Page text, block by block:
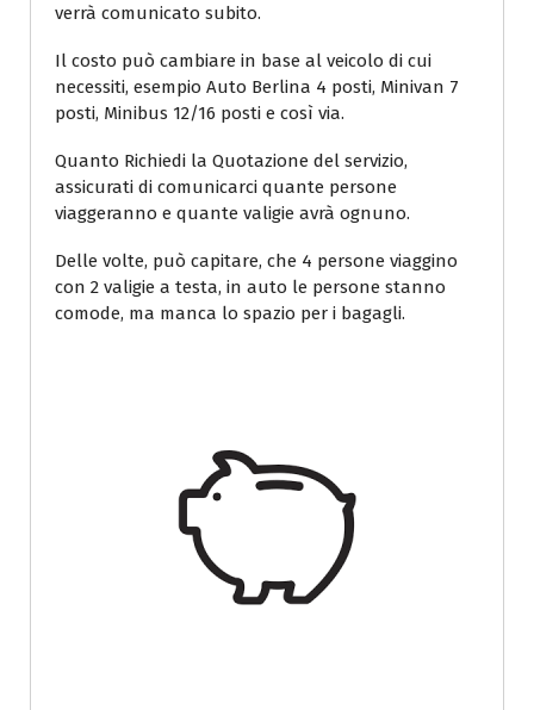
verrà comunicato subito.
Il costo può cambiare in base al veicolo di cui
necessiti, esempio Auto Berlina 4 posti, Minivan 7
posti, Minibus 12/16 posti e così via.
Quanto Richiedi la Quotazione del servizio,
assicurati di comunicarci quante persone
viaggeranno e quante valigie avrà ognuno.
Delle volte, può capitare, che 4 persone viaggino
con 2 valigie a testa, in auto le persone stanno
comode, ma manca lo spazio per i bagagli.